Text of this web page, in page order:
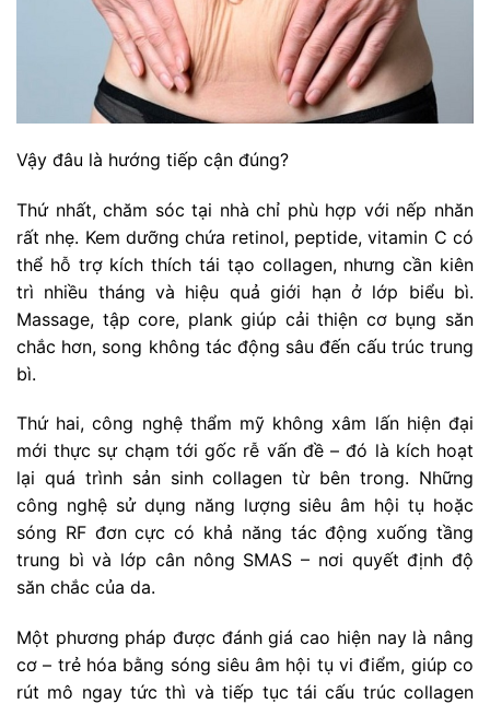
Vậy đâu là hướng tiếp cận đúng?
Thứ nhất, chăm sóc tại nhà chỉ phù hợp với nếp nhăn
rất nhẹ. Kem dưỡng chứa retinol, peptide, vitamin C có
thể hỗ trợ kích thích tái tạo collagen, nhưng cần kiên
trì nhiều tháng và hiệu quả giới hạn ở lớp biểu bì.
Massage, tập core, plank giúp cải thiện cơ bụng săn
chắc hơn, song không tác động sâu đến cấu trúc trung
bì.
Thứ hai, công nghệ thẩm mỹ không xâm lấn hiện đại
mới thực sự chạm tới gốc rễ vấn đề – đó là kích hoạt
lại quá trình sản sinh collagen từ bên trong. Những
công nghệ sử dụng năng lượng siêu âm hội tụ hoặc
sóng RF đơn cực có khả năng tác động xuống tầng
trung bì và lớp cân nông SMAS – nơi quyết định độ
săn chắc của da.
Một phương pháp được đánh giá cao hiện nay là nâng
cơ – trẻ hóa bằng sóng siêu âm hội tụ vi điểm, giúp co
rút mô ngay tức thì và tiếp tục tái cấu trúc collagen